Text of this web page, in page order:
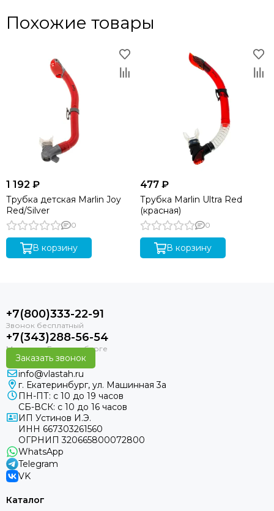
Похожие товары
1 192 ₽
Трубка детская Marlin Joy
Red/Silver
0
В корзину
477 ₽
Трубка Marlin Ultra Red
(красная)
0
В корзину
+7(800)333-22-91
+7(343)288-56-54
Заказать звонок
info@vlastah.ru
г. Екатеринбург, ул. Машинная 3а
ПН-ПТ: с 10 до 19 часов
СБ-ВСК: с 10 до 16 часов
ИП Устинов И.Э.
ИНН 667303261560
ОГРНИП 320665800072800
WhatsApp
Telegram
VK
Каталог